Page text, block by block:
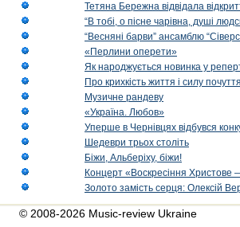
Тетяна Бережна відвідала
“В тобі, о пісне чарівна, душі
“Весняні барви” ансамблю
«Перлини оперети»
Як народжується новинка у
Про крихкість життя і силу почуття
Музичне рандеву
«Україна. Любов»
Уперше в Чернівцях відбувся
Шедеври трьох століть
Біжи, Альберіху, біжи!
Концерт «Воскресіння
Золото замість серця: Олексій
© 2008-2026 Music-review Ukraine